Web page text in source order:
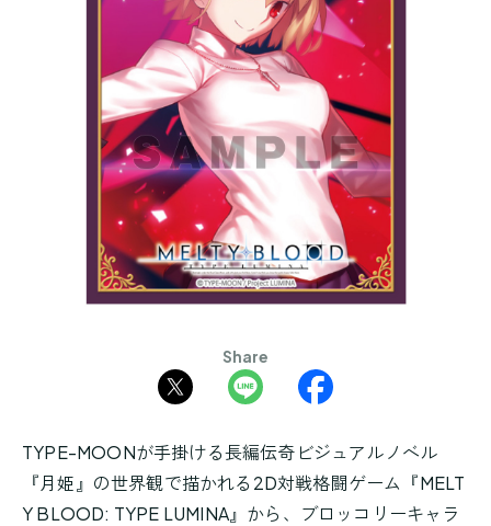
Share
TYPE-MOONが手掛ける長編伝奇ビジュアルノベル
『月姫』の世界観で描かれる2D対戦格闘ゲーム『MELT
Y BLOOD: TYPE LUMINA』から、ブロッコリーキャラ